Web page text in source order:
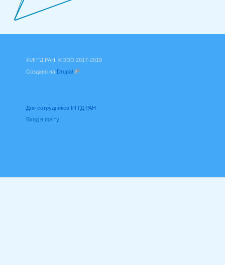
©ИГГД РАН, ©DDD 2017-2019
Создано на Drupal
Для сотрудников ИГГД РАН
Вход в почту